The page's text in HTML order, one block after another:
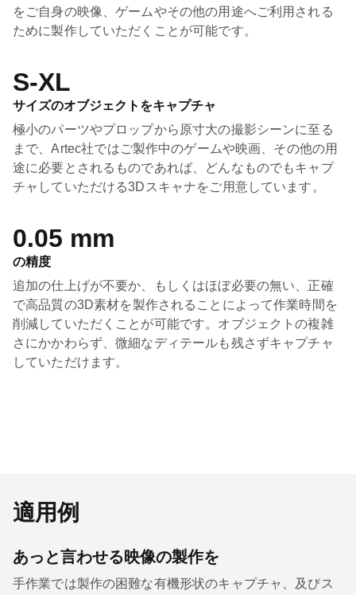
をご自身の映像、ゲームやその他の用途へご利用される
ために製作していただくことが可能です。
S-XL
サイズのオブジェクトをキャプチャ
極小のパーツやプロップから原寸大の撮影シーンに至る
まで、Artec社ではご製作中のゲームや映画、その他の用
途に必要とされるものであれば、どんなものでもキャプ
チャしていただける3Dスキャナをご用意しています。
0.05 mm
の精度
追加の仕上げが不要か、もしくはほぼ必要の無い、正確
で高品質の3D素材を製作されることによって作業時間を
削減していただくことが可能です。オブジェクトの複雑
さにかかわらず、微細なディテールも残さずキャプチャ
していただけます。
適用例
あっと言わせる映像の製作を
手作業では製作の困難な有機形状のキャプチャ、及びス